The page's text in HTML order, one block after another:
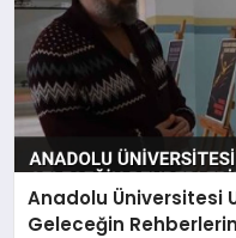
Anadolu Üniversitesi
Geleceğin